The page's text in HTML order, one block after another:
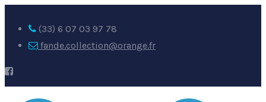
(33) 6 07 03 97 78
fande.collection@orange.fr